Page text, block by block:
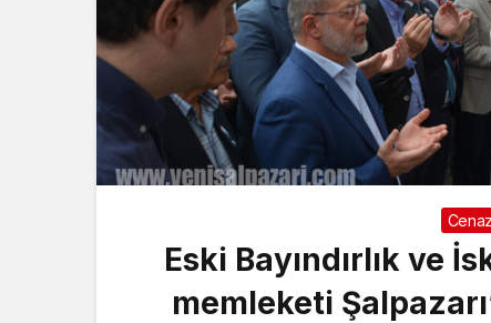
Eski Bayındırlık ve
memleketi